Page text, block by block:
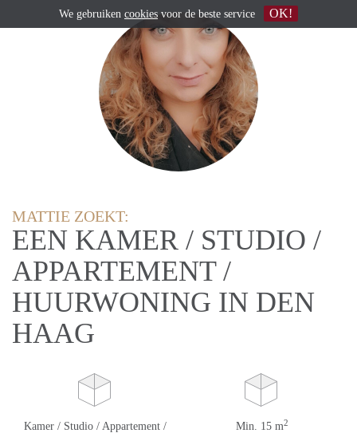
MATTIE ZOEKT:
EEN KAMER / STUDIO /
APPARTEMENT /
HUURWONING IN DEN
HAAG
Kamer / Studio / Appartement /
Min. 15 m2
We gebruiken cookies voor de beste service OK!